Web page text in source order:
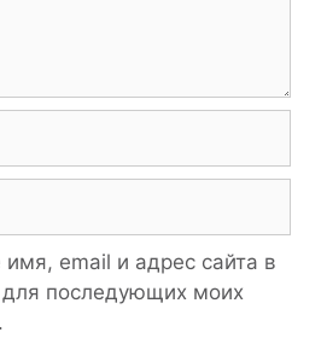
email и адрес сайта в
для последующих моих